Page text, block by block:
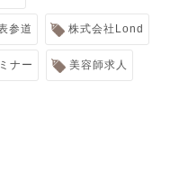
参道 株式会社Lond
ナー 美容師求人